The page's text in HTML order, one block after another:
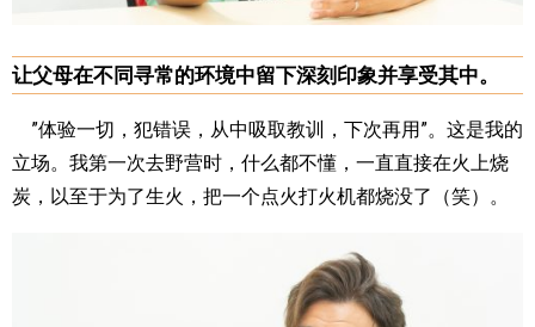
让父母在不同寻常的环境中留下深刻印象并享受其中。
”体验一切，犯错误，从中吸取教训，下次再用”。这是我的
立场。我第一次去野营时，什么都不懂，一直直接在火上烧
炭，以至于为了生火，把一个点火打火机都烧没了（笑）。